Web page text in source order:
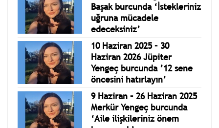
17 Haziran – 6 Ağustos Mars
Başak burcunda ‘İstekleriniz
uğruna mücadele
edeceksiniz’
10 Haziran 2025 – 30
Haziran 2026 Jüpiter
Yengeç burcunda ’12 sene
öncesini hatırlayın’
9 Haziran – 26 Haziran 2025
Merkür Yengeç burcunda